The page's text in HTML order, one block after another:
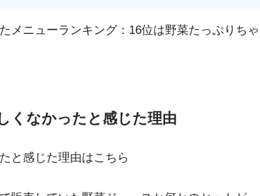
メニューランキング：16位は野菜たっぷりちゃ
くなかったと感じた理由
と感じた理由はこちら